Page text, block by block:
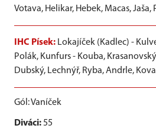
Votava, Helikar, Hebek, Macas,
IHC Písek: Lokajíček (Kadlec) -
Polák, Kunfurs - Kouba,
Dubský, Lechnýř, Ryba, Andrle,
Gól: Vaníček
Diváci:55